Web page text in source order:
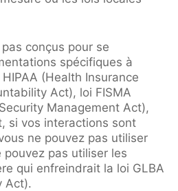
conçus pour se
spécifiques à
(Health Insurance
Act), loi FISMA
Management Act),
si vos interactions sont
ne pouvez pas utiliser
pouvez pas utiliser les
qui enfreindrait la loi GLBA
Act).